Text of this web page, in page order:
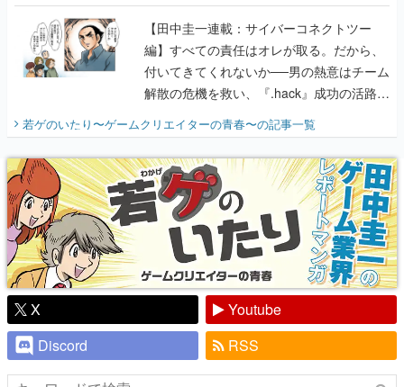
に行って、より理解を深めよう【PR】
【田中圭一連載：サイバーコネクトツー
編】すべての責任はオレが取る。だから、
付いてきてくれないか──男の熱意はチーム
解散の危機を救い、『.hack』成功の活路を
開く。業界の快男児・松山 洋に流れる血は
『少年ジャンプ』色だった【若ゲのいた
り】
若ゲのいたり〜ゲームクリエイターの青春〜の記事一覧
X
Youtube
Discord
RSS